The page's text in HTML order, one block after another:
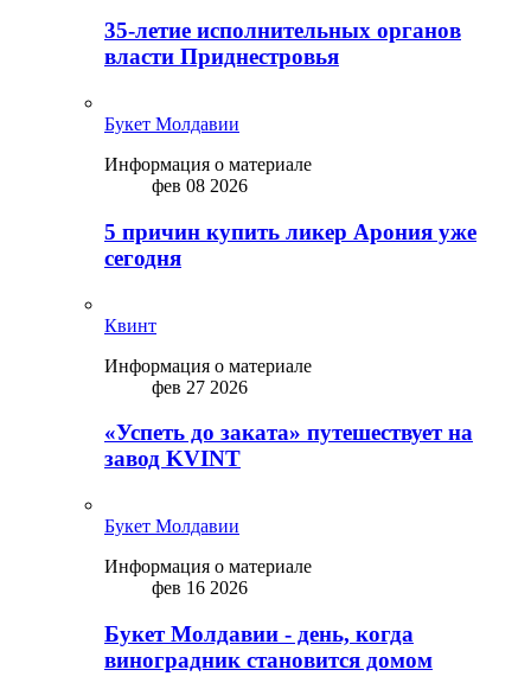
35-летие исполнительных органов
власти Приднестровья
Букет Молдавии
Информация о материале
фев 08 2026
5 причин купить ликep Арония уже
сегодня
Квинт
Информация о материале
фев 27 2026
«Успеть до заката» путешествует на
завод KVINT
Букет Молдавии
Информация о материале
фев 16 2026
Букет Молдавии - день, когда
виноградник становится домом